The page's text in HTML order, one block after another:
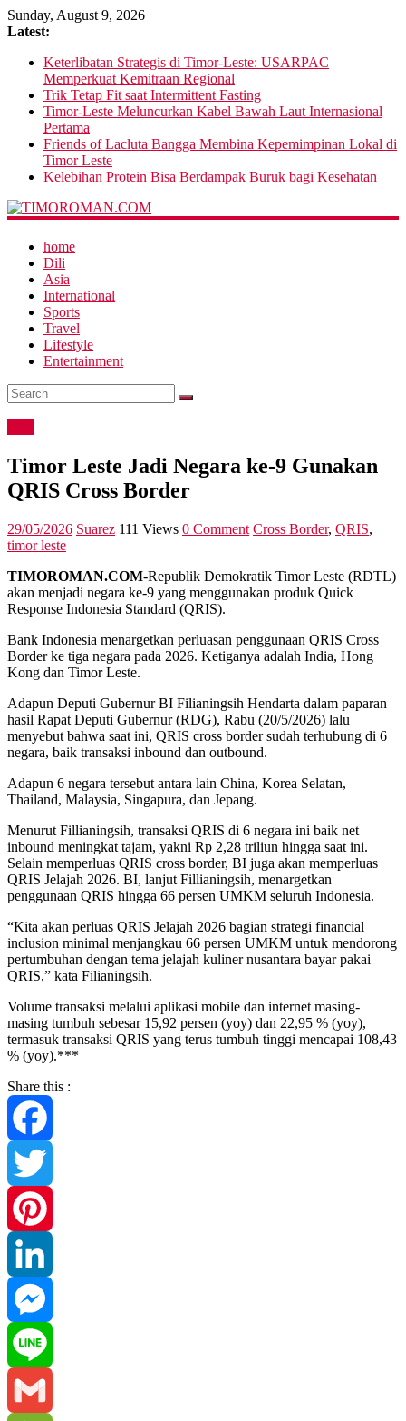
Sunday, August 9, 2026
Latest:
Keterlibatan Strategis di Timor-Leste: USARPAC
Memperkuat Kemitraan Regional
Trik Tetap Fit saat Intermittent Fasting
Timor-Leste Meluncurkan Kabel Bawah Laut Internasional
Pertama
Friends of Lacluta Bangga Membina Kepemimpinan Lokal di
Timor Leste
Kelebihan Protein Bisa Berdampak Buruk bagi Kesehatan
home
Dili
Asia
International
Sports
Travel
Lifestyle
Entertainment
Timor Leste Jadi Negara ke-9 Gunakan
QRIS Cross Border
29/05/2026 Suarez 111 Views 0 Comment Cross Border, QRIS,
timor leste
TIMOROMAN.COM-Republik Demokratik Timor Leste (RDTL)
akan menjadi negara ke-9 yang menggunakan produk Quick
Response Indonesia Standard (QRIS).
Bank Indonesia menargetkan perluasan penggunaan QRIS Cross
Border ke tiga negara pada 2026. Ketiganya adalah India, Hong
Kong dan Timor Leste.
Adapun Deputi Gubernur BI Filianingsih Hendarta dalam paparan
hasil Rapat Deputi Gubernur (RDG), Rabu (20/5/2026) lalu
menyebut bahwa saat ini, QRIS cross border sudah terhubung di 6
negara, baik transaksi inbound dan outbound.
Adapun 6 negara tersebut antara lain China, Korea Selatan,
Thailand, Malaysia, Singapura, dan Jepang.
Menurut Fillianingsih, transaksi QRIS di 6 negara ini baik net
inbound meningkat tajam, yakni Rp 2,28 triliun hingga saat ini.
Selain memperluas QRIS cross border, BI juga akan memperluas
QRIS Jelajah 2026. BI, lanjut Fillianingsih, menargetkan
penggunaan QRIS hingga 66 persen UMKM seluruh Indonesia.
“Kita akan perluas QRIS Jelajah 2026 bagian strategi financial
inclusion minimal menjangkau 66 persen UMKM untuk mendorong
pertumbuhan dengan tema jelajah kuliner nusantara bayar pakai
QRIS,” kata Filianingsih.
Volume transaksi melalui aplikasi mobile dan internet masing-
masing tumbuh sebesar 15,92 persen (yoy) dan 22,95 % (yoy),
termasuk transaksi QRIS yang terus tumbuh tinggi mencapai 108,43
% (yoy).***
Share this :
Facebook
Twitter
Pinterest
LinkedIn
Messenger
Line